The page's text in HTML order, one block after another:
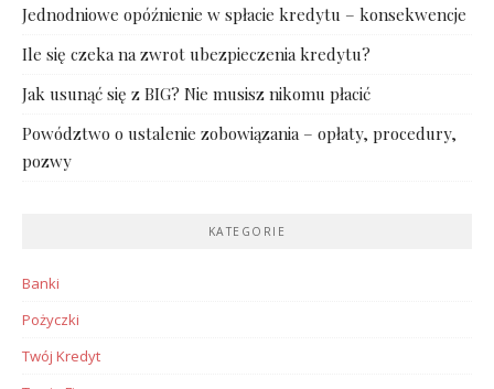
Jednodniowe opóźnienie w spłacie kredytu – konsekwencje
Ile się czeka na zwrot ubezpieczenia kredytu?
Jak usunąć się z BIG? Nie musisz nikomu płacić
Powództwo o ustalenie zobowiązania – opłaty, procedury,
pozwy
KATEGORIE
Banki
Pożyczki
Twój Kredyt